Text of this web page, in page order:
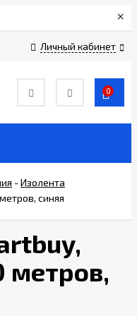
×
Личный кабинет
0
-Изолента
синяя
метров,